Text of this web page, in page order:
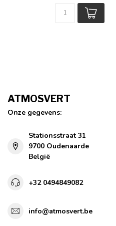
ATMOSVERT
Onze gegevens:
Stationsstraat 31
9700 Oudenaarde
België
+32 0494849082
info@atmosvert.be